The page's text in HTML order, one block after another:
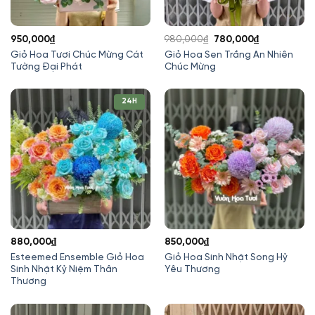
Giỏ Hoa Tươi Chúc Mừng Cát
Tường Đại Phát
950,000₫
Giỏ Hoa Sen Trắng An Nhiên
Chúc Mừng
980,000₫
Giá
gốc
là:
780,000₫Giá
hiện
780,000₫.
24H
Esteemed Ensemble Giỏ Hoa
Sinh Nhật Kỷ Niệm Thân
Thương
880,000₫
Giỏ Hoa Sinh Nhật Song Hỷ
Yêu Thương
850,000₫